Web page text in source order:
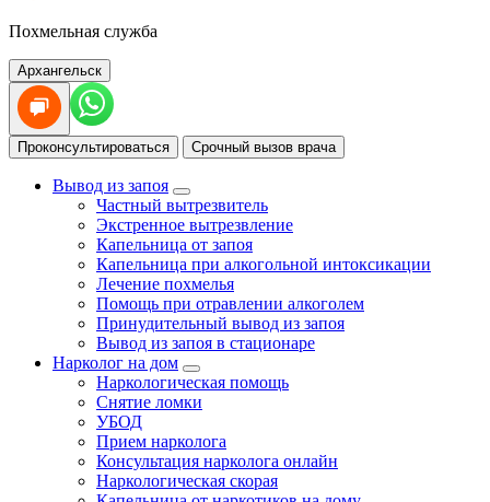
Похмельная служба
Архангельск
Проконсультироваться Срочный вызов врача
Вывод из запоя
Частный вытрезвитель
Экстренное вытрезвление
Капельница от запоя
Капельница при алкогольной интоксикации
Лечение похмелья
Помощь при отравлении алкоголем
Принудительный вывод из запоя
Вывод из запоя в стационаре
Нарколог на дом
Наркологическая помощь
Снятие ломки
УБОД
Прием нарколога
Консультация нарколога онлайн
Наркологическая скорая